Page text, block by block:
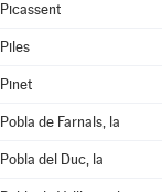
Picassent
Piles
Pinet
Pobla de Farnals, la
Pobla del Duc, la